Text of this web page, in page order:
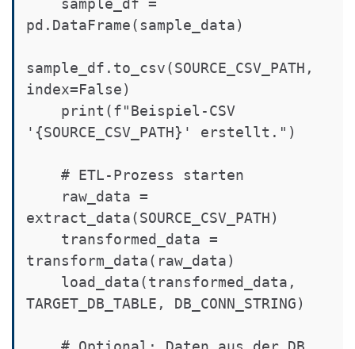
pd.DataFrame(sample_data)
sample_df.to_csv(SOURCE_CSV_PATH,
index=False)
'{SOURCE_CSV_PATH}' erstellt.")
extract_data(SOURCE_CSV_PATH)
transform_data(raw_data)
TARGET_DB_TABLE, DB_CONN_STRING)